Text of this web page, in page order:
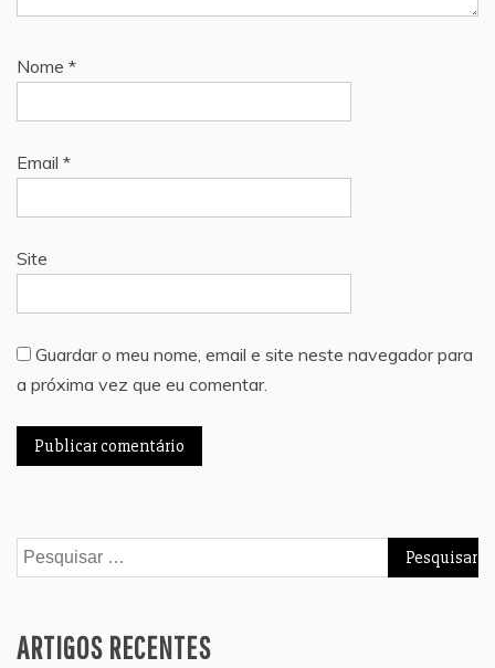
Nome *
Email *
Site
Guardar o meu nome, email e site neste navegador para
a próxima vez que eu comentar.
Pesquisar
por:
ARTIGOS RECENTES